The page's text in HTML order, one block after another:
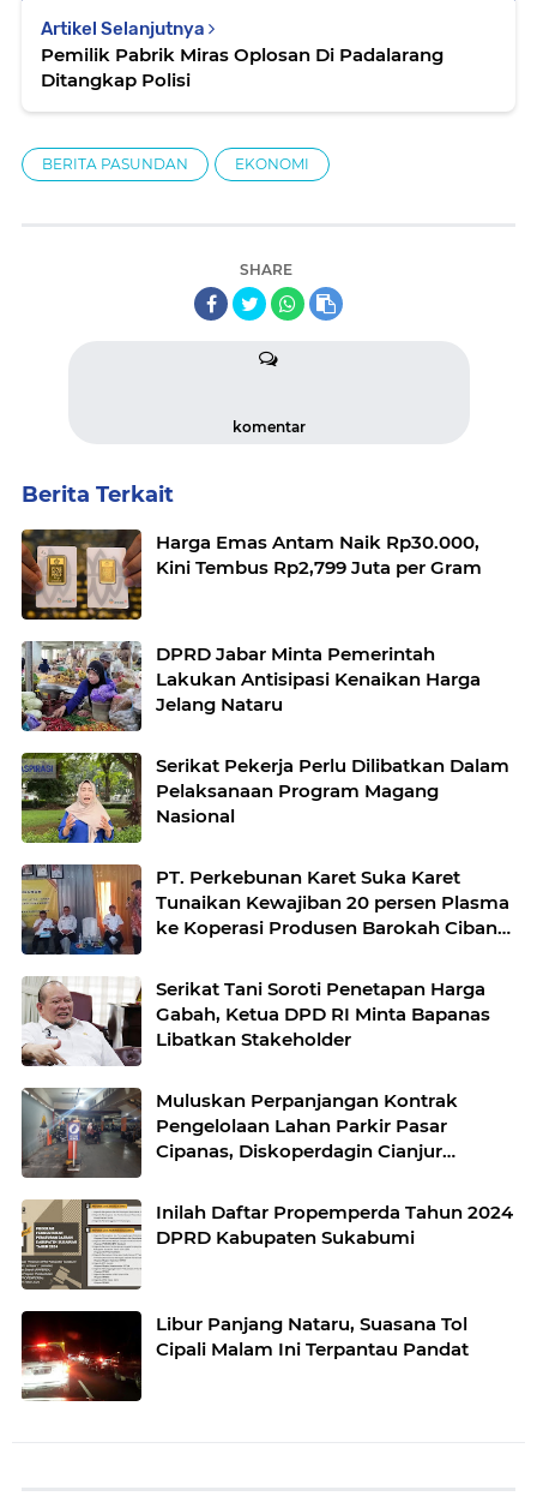
Artikel Selanjutnya
Pemilik Pabrik Miras Oplosan Di Padalarang
Ditangkap Polisi
BERITA PASUNDAN EKONOMI
SHARE
komentar
Berita Terkait
Harga Emas Antam Naik Rp30.000,
Kini Tembus Rp2,799 Juta per Gram
DPRD Jabar Minta Pemerintah
Lakukan Antisipasi Kenaikan Harga
Jelang Nataru
Serikat Pekerja Perlu Dilibatkan Dalam
Pelaksanaan Program Magang
Nasional
PT. Perkebunan Karet Suka Karet
Tunaikan Kewajiban 20 persen Plasma
ke Koperasi Produsen Barokah Cibandi
Serikat Tani Soroti Penetapan Harga
Gabah, Ketua DPD RI Minta Bapanas
Libatkan Stakeholder
Muluskan Perpanjangan Kontrak
Pengelolaan Lahan Parkir Pasar
Cipanas, Diskoperdagin Cianjur
Inilah Daftar Propemperda Tahun 2024
DPRD Kabupaten Sukabumi
Libur Panjang Nataru, Suasana Tol
Cipali Malam Ini Terpantau Pandat